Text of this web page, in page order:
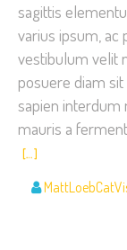
sagittis
varius ipsum, ac
vestibulum velit
posuere diam
sapien interdum
mauris a
[…]